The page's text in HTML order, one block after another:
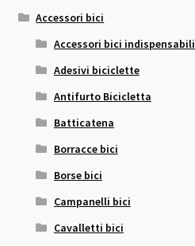
Accessori bici
Accessori bici indispensabili
Adesivi biciclette
Antifurto Bicicletta
Batticatena
Borracce bici
Borse bici
Campanelli bici
Cavalletti bici